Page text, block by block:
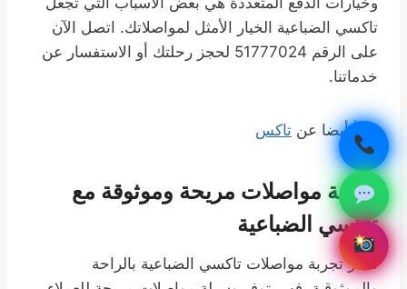
تاكسي الضباعية الخيار الأمثل لمواصلاتك. اتصل الآن
على الرقم 51777024 لحجز رحلتك أو الاستفسار عن
خدماتنا.
اقرأ أيضا عن تاكس
تجربة مواصلات مريحة وموثوقة مع
تاكسي الضباعية
تمتاز تجربة مواصلات تاكسي الضباعية بالراحة